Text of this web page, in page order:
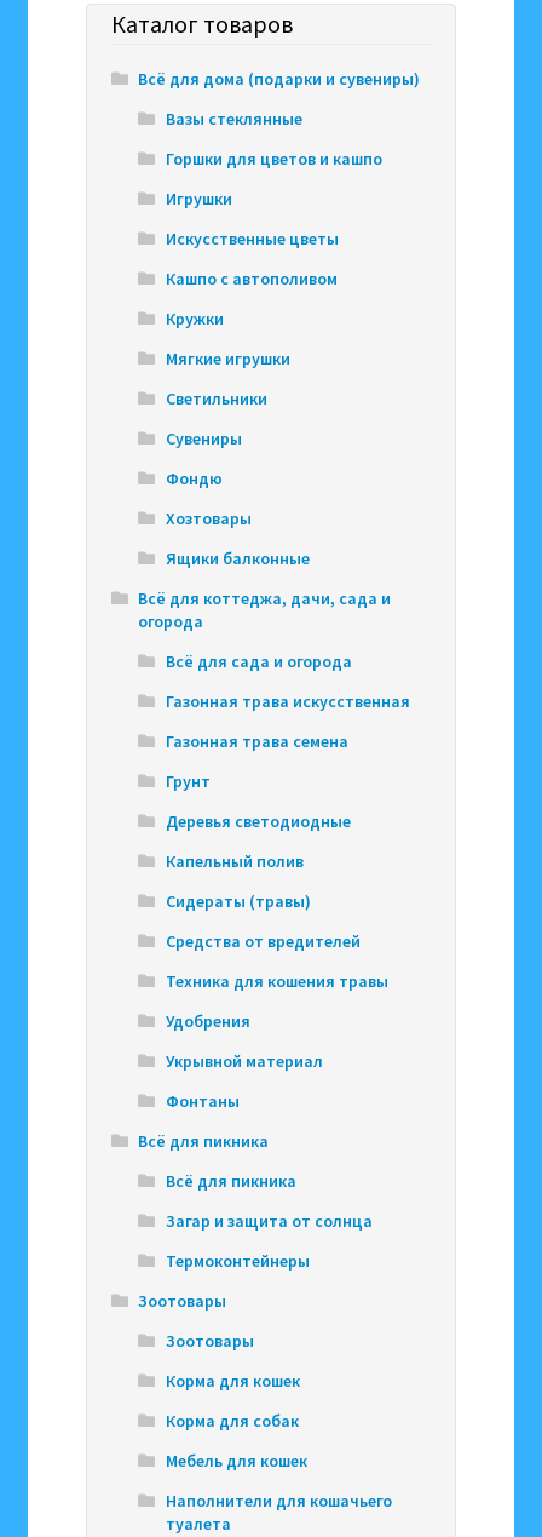
Каталог товаров
Всё для дома (подарки и сувениры)
Вазы стеклянные
Горшки для цветов и кашпо
Игрушки
Искусственные цветы
Кашпо с автополивом
Кружки
Мягкие игрушки
Светильники
Сувениры
Фондю
Хозтовары
Ящики балконные
Всё для коттеджа, дачи, сада и
огорода
Всё для сада и огорода
Газонная трава искусственная
Газонная трава семена
Грунт
Деревья светодиодные
Капельный полив
Сидераты (травы)
Средства от вредителей
Техника для кошения травы
Удобрения
Укрывной материал
Фонтаны
Всё для пикника
Всё для пикника
Загар и защита от солнца
Термоконтейнеры
Зоотовары
Зоотовары
Корма для кошек
Корма для собак
Мебель для кошек
Наполнители для кошачьего
туалета